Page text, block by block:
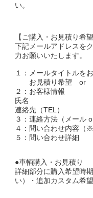
い。
【ご購入・お見積り希
下記メールアドレスを
力お願いいたします。
１：メールタイトルを
お見積り希望 or
２：お客様情報
氏名
連絡先（TEL）
３：連絡方法（メール
４：問い合わせ内容（※
５：問い合わせ詳細
●車輌購入・お見積り
詳細部分に購入希望時
い）・追加カスタム希